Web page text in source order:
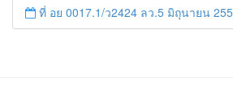
ที่ อย 0017.1/ว2424 ลว.5 มิถุนายน 2558 เรื่อง แจ้งกำหนดตรวจประเมินและให้คะแนนหน่วยงานที่สมัครเข้าร่วมโครงการพัฒนาหน่วยงานต้นแบบในการจัดตั้งศูนย์ข้อมูลข่าวสารของราชการฯ ประจำปีงบประมาณ